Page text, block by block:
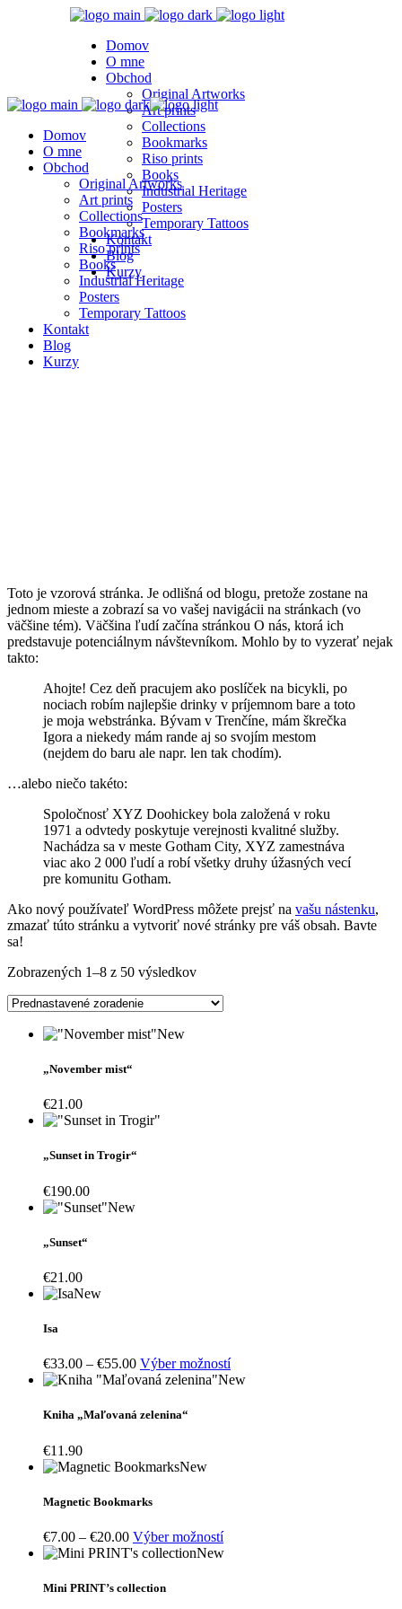
Domov
O mne
Obchod
Original Artworks
Art prints
Collections
Bookmarks
Riso prints
Books
Industrial Heritage
Posters
Temporary Tattoos
Kontakt
Blog
Kurzy
Domov
O mne
Obchod
Original Artworks
Art prints
Collections
Bookmarks
Riso prints
Books
Industrial Heritage
Posters
Temporary Tattoos
Kontakt
Blog
Kurzy
Toto je vzorová stránka. Je odlišná od blogu, pretože zostane na
jednom mieste a zobrazí sa vo vašej navigácii na stránkach (vo
väčšine tém). Väčšina ľudí začína stránkou O nás, ktorá ich
predstavuje potenciálnym návštevníkom. Mohlo by to vyzerať nejak
takto:
Ahojte! Cez deň pracujem ako poslíček na bicykli, po
nociach robím najlepšie drinky v príjemnom bare a toto
je moja webstránka. Bývam v Trenčíne, mám škrečka
Igora a niekedy mám rande aj so svojím mestom
(nejdem do baru ale napr. len tak chodím).
…alebo niečo takéto:
Spoločnosť XYZ Doohickey bola založená v roku
1971 a odvtedy poskytuje verejnosti kvalitné služby.
Nachádza sa v meste Gotham City, XYZ zamestnáva
viac ako 2 000 ľudí a robí všetky druhy úžasných vecí
pre komunitu Gotham.
Ako nový používateľ WordPress môžete prejsť na vašu nástenku,
zmazať túto stránku a vytvoriť nové stránky pre váš obsah. Bavte
sa!
Zobrazených 1–8 z 50 výsledkov
New
„November mist“
€21.00
„Sunset in Trogir“
€190.00
New
„Sunset“
€21.00
New
Isa
€33.00 – €55.00Price
range:
through
Výber možnostíTento
produkt
New
Kniha „Maľovaná zelenina“
€11.90
New
Magnetic Bookmarks
€7.00 – €20.00Price
range:
through
Výber možnostíTento
produkt
New
Mini PRINT’s collection